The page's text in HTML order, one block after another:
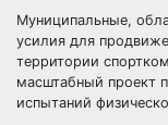
Муниципальные,
усилия для
территории
масштабный проект
испытаний